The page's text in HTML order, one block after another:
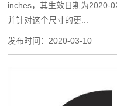
inches，其生效日期为2020-
并针对这个尺寸的更...
发布时间： 2020-03-10